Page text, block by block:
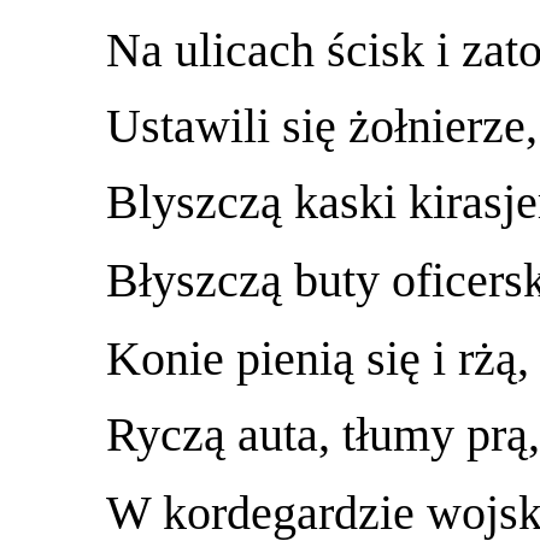
Na ulicach ścisk i
Ustawili się żołnierze,
Blyszczą kaski
Błyszczą buty
Konie pienią się i rżą,
Ryczą auta, tłumy prą,
W kordegardzie